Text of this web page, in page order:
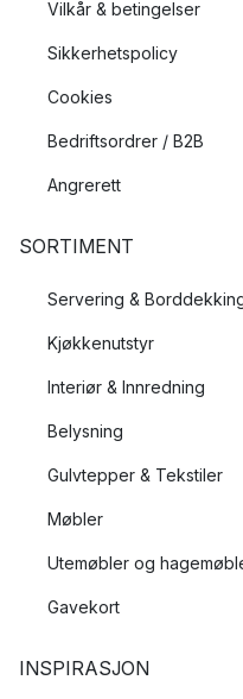
Vilkår & betingelser
Sikkerhetspolicy
Cookies
Bedriftsordrer / B2B
Angrerett
SORTIMENT
Servering &
Kjøkkenutstyr
Interiør & Innredning
Belysning
Gulvtepper & Tekstiler
Møbler
Utemøbler og
Gavekort
INSPIRASJON